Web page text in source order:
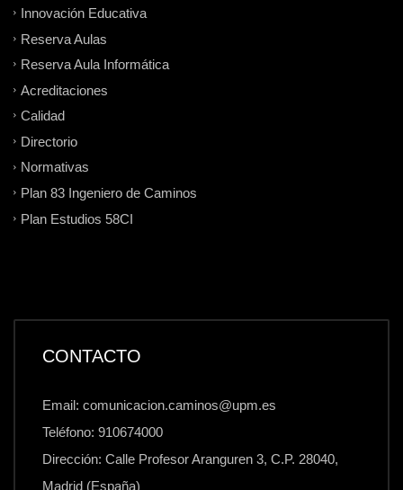
Innovación Educativa
Reserva Aulas
Reserva Aula Informática
Acreditaciones
Calidad
Directorio
Normativas
Plan 83 Ingeniero de Caminos
Plan Estudios 58CI
CONTACTO
Email: comunicacion.caminos@upm.es
Teléfono: 910674000
Dirección: Calle Profesor Aranguren 3, C.P. 28040,
Madrid (España)